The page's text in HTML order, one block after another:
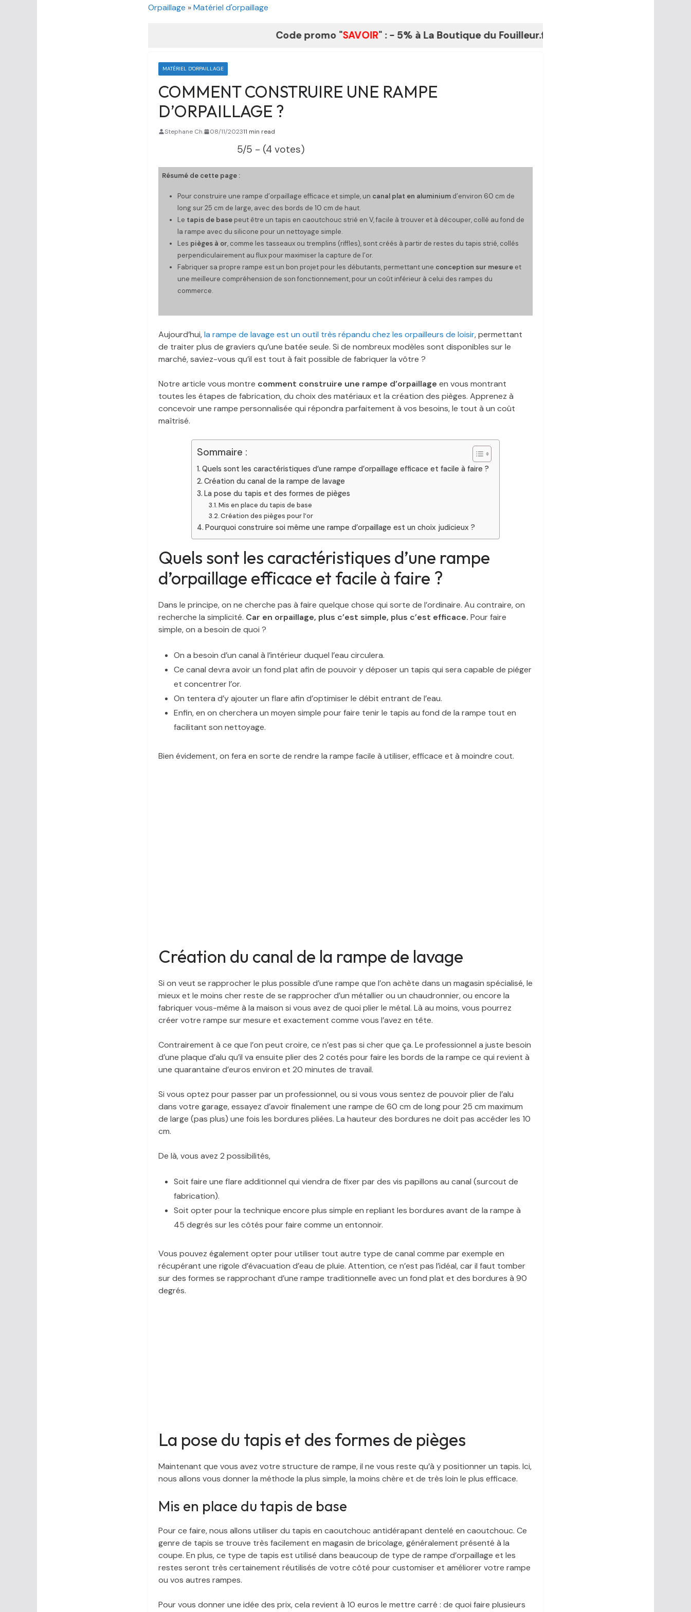
Orpaillage »Matériel d'orpaillage
Code promo " SAVOIR " : - 5% à La Boutique du Fouilleur.fr
MATÉRIEL D'ORPAILLAGE
COMMENT CONSTRUIRE UNE RAMPE
D’ORPAILLAGE ?
Stephane Ch. 08/11/202311 min read
5/5 - (4 votes)
Résumé de cette page :
Pour construire une rampe d’orpaillage efficace et simple, un canal plat en aluminiumd’environ 60 cm de
long sur 25 cm de large, avec des bords de 10 cm de haut.
Le tapis de basepeut être un tapis en caoutchouc strié en V, facile à trouver et à découper, collé au fond de
la rampe avec du silicone pour un nettoyage simple.
Les pièges à or, comme les tasseaux ou tremplins (riffles), sont créés à partir de restes du tapis strié, collés
perpendiculairement au flux pour maximiser la capture de l’or.
Fabriquer sa propre rampe est un bon projet pour les débutants, permettant une conception sur mesureet
une meilleure compréhension de son fonctionnement, pour un coût inférieur à celui des rampes du
commerce.
Aujourd’hui,la rampe de lavage est un outil très répandu chez les orpailleurs de loisir, permettant
de traiter plus de graviers qu’une batée seule. Si de nombreux modèles sont disponibles sur le
marché, saviez-vous qu’il est tout à fait possible de fabriquer la vôtre ?
Notre article vous montre comment construire une rampe d’orpaillage en vous montrant
toutes les étapes de fabrication, du choix des matériaux et la création des pièges. Apprenez à
concevoir une rampe personnalisée qui répondra parfaitement à vos besoins, le tout à un coût
maîtrisé.
Sommaire :
Quels sont les caractéristiques d’une rampe d’orpaillage efficace et facile à faire ?
Création du canal de la rampe de lavage
La pose du tapis et des formes de pièges
Mis en place du tapis de base
Création des pièges pour l’or
Pourquoi construire soi même une rampe d’orpaillage est un choix judicieux ?
Quels sont les caractéristiques d’une rampe
d’orpaillage efficace et facile à faire ?
Dans le principe, on ne cherche pas à faire quelque chose qui sorte de l’ordinaire. Au contraire, on
recherche la simplicité. Car en orpaillage, plus c’est simple, plus c’est efficace. Pour faire
simple, on a besoin de quoi ?
On a besoin d’un canal à l’intérieur duquel l’eau circulera.
Ce canal devra avoir un fond plat afin de pouvoir y déposer un tapis qui sera capable de piéger
et concentrer l’or.
On tentera d’y ajouter un flare afin d’optimiser le débit entrant de l’eau.
Enfin, en on cherchera un moyen simple pour faire tenir le tapis au fond de la rampe tout en
facilitant son nettoyage.
Bien évidement, on fera en sorte de rendre la rampe facile à utiliser, efficace et à moindre cout.
Création du canal de la rampe de lavage
Si on veut se rapprocher le plus possible d’une rampe que l’on achète dans un magasin spécialisé, le
mieux et le moins cher reste de se rapprocher d’un métallier ou un chaudronnier, ou encore la
fabriquer vous-même à la maison si vous avez de quoi plier le métal. Là au moins, vous pourrez
créer votre rampe sur mesure et exactement comme vous l’avez en tête.
Contrairement à ce que l’on peut croire, ce n’est pas si cher que ça. Le professionnel a juste besoin
d’une plaque d’alu qu’il va ensuite plier des 2 cotés pour faire les bords de la rampe ce qui revient à
une quarantaine d’euros environ et 20 minutes de travail.
Si vous optez pour passer par un professionnel, ou si vous vous sentez de pouvoir plier de l’alu
dans votre garage, essayez d’avoir finalement une rampe de 60 cm de long pour 25 cm maximum
de large (pas plus) une fois les bordures pliées. La hauteur des bordures ne doit pas accéder les 10
cm.
De là, vous avez 2 possibilités,
Soit faire une flare additionnel qui viendra de fixer par des vis papillons au canal (surcout de
fabrication).
Soit opter pour la technique encore plus simple en repliant les bordures avant de la rampe à
45 degrés sur les côtés pour faire comme un entonnoir.
Vous pouvez également opter pour utiliser tout autre type de canal comme par exemple en
récupérant une rigole d’évacuation d’eau de pluie. Attention, ce n’est pas l’idéal, car il faut tomber
sur des formes se rapprochant d’une rampe traditionnelle avec un fond plat et des bordures à 90
degrés.
La pose du tapis et des formes de pièges
Maintenant que vous avez votre structure de rampe, il ne vous reste qu’à y positionner un tapis. Ici,
nous allons vous donner la méthode la plus simple, la moins chère et de très loin le plus efficace.
Mis en place du tapis de base
Pour ce faire, nous allons utiliser du tapis en caoutchouc antidérapant dentelé en caoutchouc. Ce
genre de tapis se trouve très facilement en magasin de bricolage, généralement présenté à la
coupe. En plus, ce type de tapis est utilisé dans beaucoup de type de rampe d’orpaillage et les
restes seront très certainement réutilisés de votre côté pour customiser et améliorer votre rampe
ou vos autres rampes.
Pour vous donner une idée des prix, cela revient à 10 euros le mettre carré : de quoi faire plusieurs